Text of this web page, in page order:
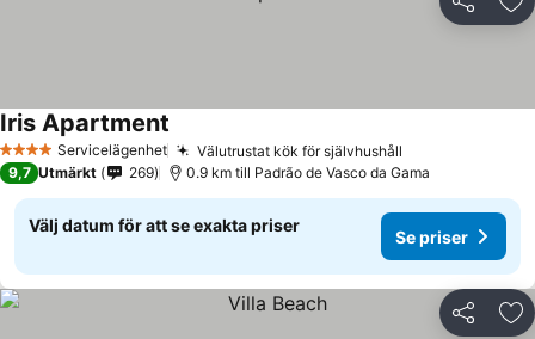
Dela
4 StjärnorServicelägenhet Välutrustat kök för självhushåll
Iris Apartment
9,7 Utmärkt 269 0.9 km till Padrão de Vasco da Gama
Välj datum för att se exakta priser
Se priser
Dela